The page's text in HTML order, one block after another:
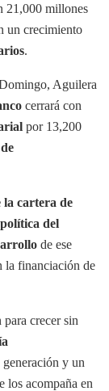
21,000 millones
un crecimiento
.
Aguilera
cerrará con
por 13,200
la cartera de
política del
de ese
la financiación de
para crecer sin
y un
los acompaña en